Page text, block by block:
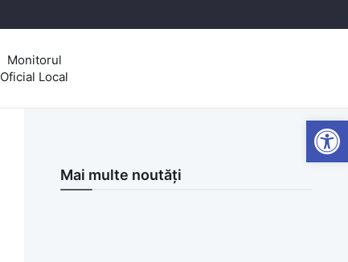
Monitorul
Oficial Local
Mai multe noutăți